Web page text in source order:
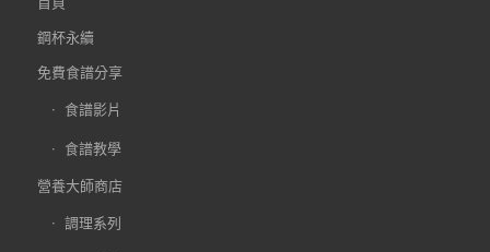
鋼杯永續
免費食譜分享
食譜影片
食譜教學
營養大師商店
調理系列